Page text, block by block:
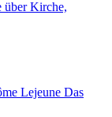
Das